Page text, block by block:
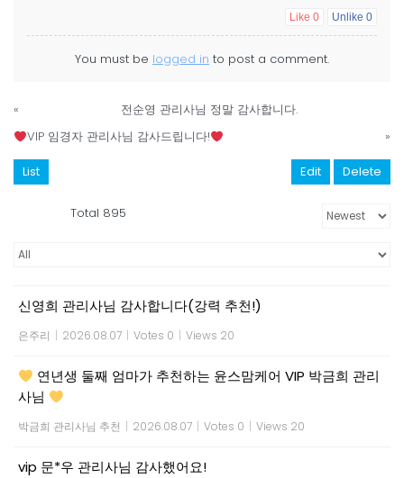
Like 0 Unlike 0
You must be logged in to post a comment.
«
전순영 관리사님 정말 감사합니다.
VIP 임경자 관리사님 감사드립니다!
»
List Edit Delete
Total 895
신영희 관리사님 감사합니다(강력 추천!)
은주리 | 2026.08.07 | Votes 0 | Views 20
연년생 둘째 엄마가 추천하는 윤스맘케어 VIP 박금희 관리
사님
박금희 관리사님 추천 | 2026.08.07 | Votes 0 | Views 20
vip 문*우 관리사님 감사했어요!